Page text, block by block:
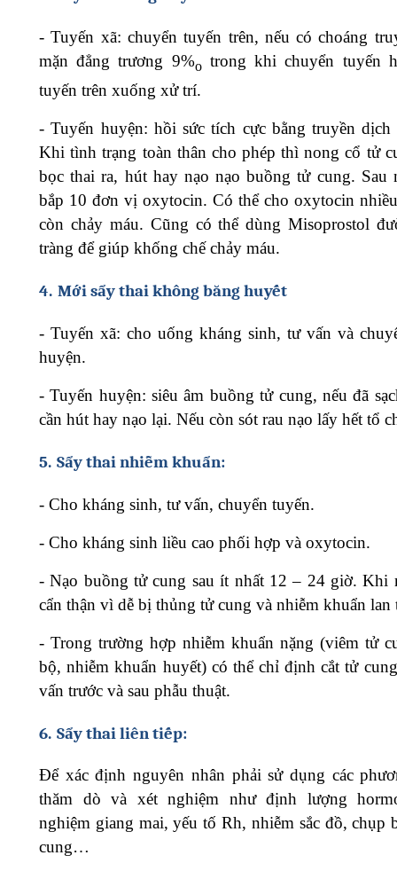
- Tuyến xã: chuyển tuyến trên, nếu có choáng
mặn đẳng trương 9%otrong khi chuyển tuyến
tuyến trên xuống xử trí.
- Tuyến huyện: hồi sức tích cực bằng truyền dịch
Khi tình trạng toàn thân cho phép thì nong cổ tử
bọc thai ra, hút hay nạo nạo buồng tử cung. Sau
bắp 10 đơn vị oxytocin. Có thể cho oxytocin
còn chảy máu. Cũng có thể dùng Misoprostol
tràng để giúp khống chế chảy máu.
4. Mới sẩy thai không băng huyết
- Tuyến xã: cho uống kháng sinh, tư vấn và
huyện.
- Tuyến huyện: siêu âm buồng tử cung, nếu đã
cần hút hay nạo lại. Nếu còn sót rau nạo lấy hết tổ
5. Sẩy thai nhiễm khuẩn:
- Cho kháng sinh, tư vấn, chuyển tuyến.
- Cho kháng sinh liều cao phối hợp và oxytocin.
- Nạo buồng tử cung sau ít nhất 12 – 24 giờ. Khi
cẩn thận vì dễ bị thủng tử cung và nhiễm khuẩn lan
- Trong trường hợp nhiễm khuẩn nặng (viêm tử
bộ, nhiễm khuẩn huyết) có thể chỉ định cắt tử
vấn trước và sau phẫu thuật.
6. Sẩy thai liên tiếp:
Để xác định nguyên nhân phải sử dụng các
thăm dò và xét nghiệm như định lượng
nghiệm giang mai, yếu tố Rh, nhiễm sắc đồ, chụp
cung…